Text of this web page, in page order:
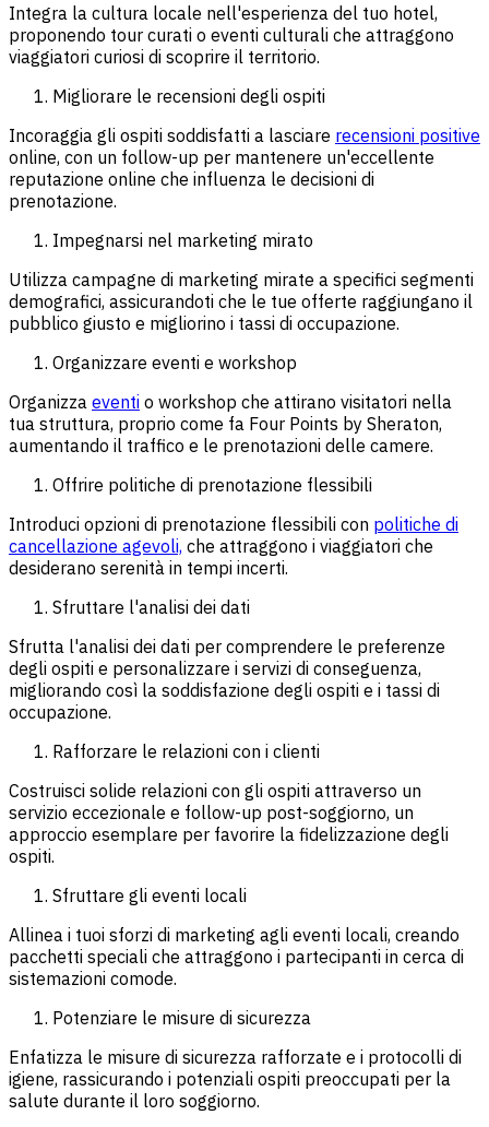
Integra la cultura locale nell'esperienza del tuo hotel,
proponendo tour curati o eventi culturali che attraggono
viaggiatori curiosi di scoprire il territorio.
Migliorare le recensioni degli ospiti
Incoraggia gli ospiti soddisfatti a lasciare recensioni positive
online, con un follow-up per mantenere un'eccellente
reputazione online che influenza le decisioni di
prenotazione.
Impegnarsi nel marketing mirato
Utilizza campagne di marketing mirate a specifici segmenti
demografici, assicurandoti che le tue offerte raggiungano il
pubblico giusto e migliorino i tassi di occupazione.
Organizzare eventi e workshop
Organizza eventi o workshop che attirano visitatori nella
tua struttura, proprio come fa Four Points by Sheraton,
aumentando il traffico e le prenotazioni delle camere.
Offrire politiche di prenotazione flessibili
Introduci opzioni di prenotazione flessibili con politiche di
cancellazione agevoli, che attraggono i viaggiatori che
desiderano serenità in tempi incerti.
Sfruttare l'analisi dei dati
Sfrutta l'analisi dei dati per comprendere le preferenze
degli ospiti e personalizzare i servizi di conseguenza,
migliorando così la soddisfazione degli ospiti e i tassi di
occupazione.
Rafforzare le relazioni con i clienti
Costruisci solide relazioni con gli ospiti attraverso un
servizio eccezionale e follow-up post-soggiorno, un
approccio esemplare per favorire la fidelizzazione degli
ospiti.
Sfruttare gli eventi locali
Allinea i tuoi sforzi di marketing agli eventi locali, creando
pacchetti speciali che attraggono i partecipanti in cerca di
sistemazioni comode.
Potenziare le misure di sicurezza
Enfatizza le misure di sicurezza rafforzate e i protocolli di
igiene, rassicurando i potenziali ospiti preoccupati per la
salute durante il loro soggiorno.